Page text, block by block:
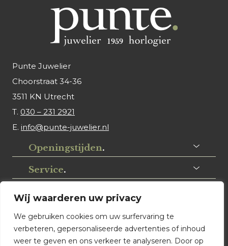
Wij waarderen uw privacy
We gebruiken cookies om uw surfervaring te
verbeteren, gepersonaliseerde advertenties of inhoud
weer te geven en ons verkeer te analyseren. Door op
Punte Juwelier
Choorstraat 34-36
3511 KN Utrecht
T. 030 – 231 2921
E. info@punte-juwelier.nl
Openingstijden.
Service.
Volg ons